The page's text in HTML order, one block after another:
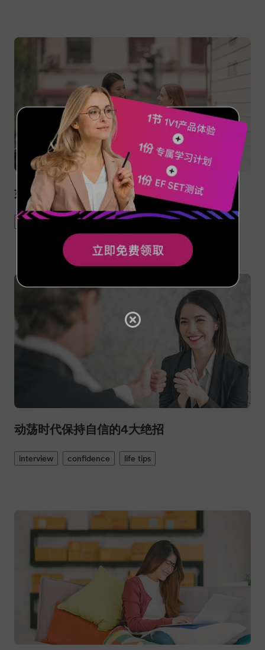
如何让别人对你更感兴趣
social communication tips
动荡时代保持自信的4大绝招
interview confidence life tips